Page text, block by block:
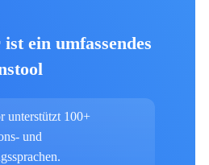
ein umfassendes
unterstützt 100+
und